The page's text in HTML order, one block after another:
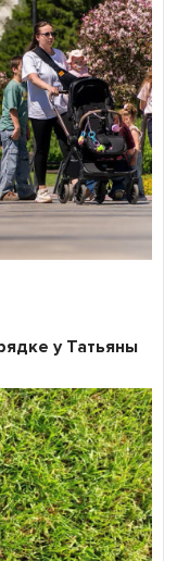
у Татьяны